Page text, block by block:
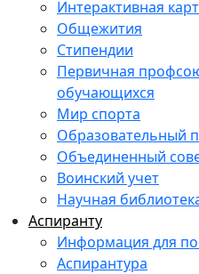
Интерактивная
Общежития
Стипендии
Первичная
обучающихся
Мир спорта
Образовательный
Объединенный
Воинский учет
Научная
Аспиранту
Информация для
Аспирантура